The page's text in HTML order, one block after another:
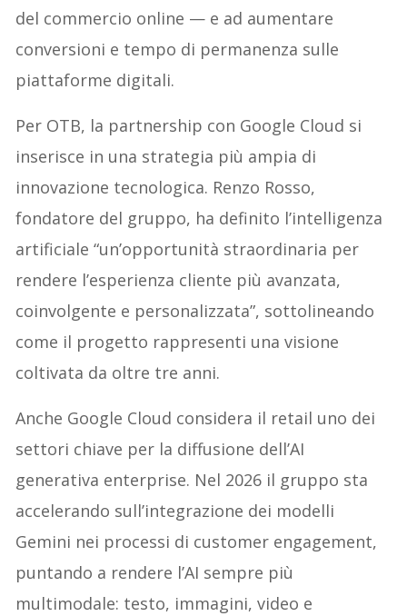
del commercio online — e ad aumentare
conversioni e tempo di permanenza sulle
piattaforme digitali.
Per OTB, la partnership con Google Cloud si
inserisce in una strategia più ampia di
innovazione tecnologica. Renzo Rosso,
fondatore del gruppo, ha definito l’intelligenza
artificiale “un’opportunità straordinaria per
rendere l’esperienza cliente più avanzata,
coinvolgente e personalizzata”, sottolineando
come il progetto rappresenti una visione
coltivata da oltre tre anni.
Anche Google Cloud considera il retail uno dei
settori chiave per la diffusione dell’AI
generativa enterprise. Nel 2026 il gruppo sta
accelerando sull’integrazione dei modelli
Gemini nei processi di customer engagement,
puntando a rendere l’AI sempre più
multimodale: testo, immagini, video e